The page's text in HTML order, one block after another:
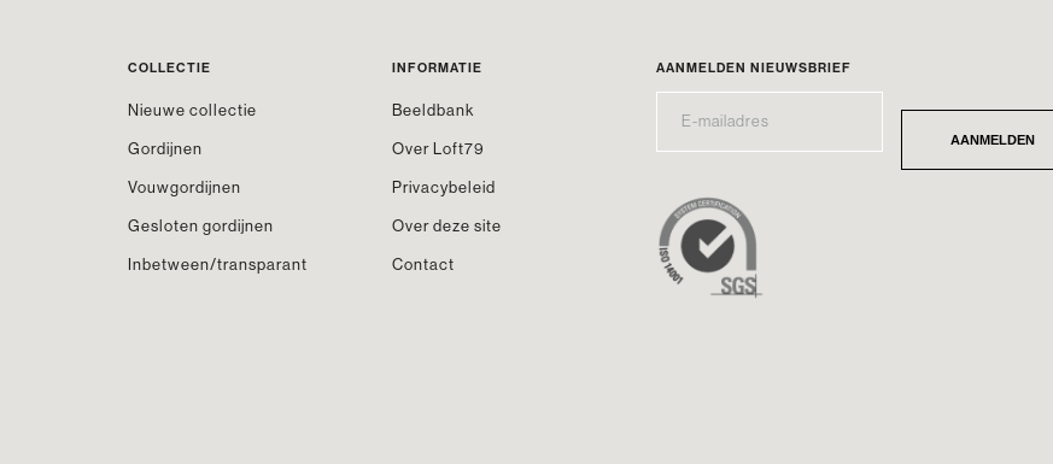
COLLECTIE
Nieuwe collectie
Gordijnen
Vouwgordijnen
Gesloten gordijnen
Inbetween/transparant
INFORMATIE
Beeldbank
Over Loft79
Privacybeleid
Over deze site
Contact
AANMELDEN NIEUWSBRIEF
AANMELDEN